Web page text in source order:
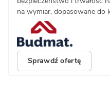
na wymiar, dopasowane do
Sprawdź ofertę